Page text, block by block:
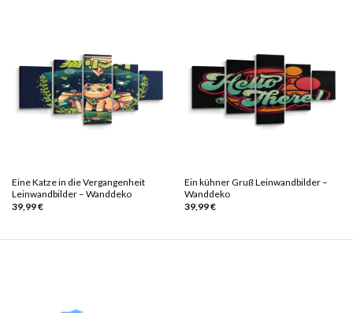
Eine Katze in die Vergangenheit
Leinwandbilder – Wanddeko
39,99€
Ein kühner Gruß Leinwandbilder –
Wanddeko
39,99€